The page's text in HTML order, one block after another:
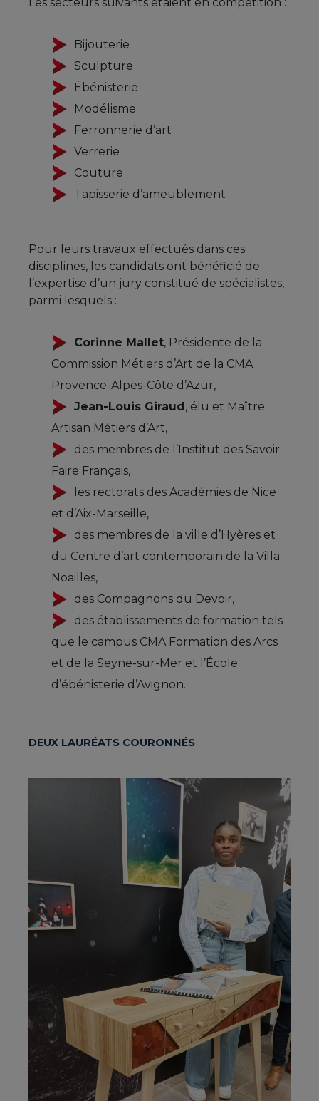
Bijouterie
Sculpture
Ébénisterie
Modélisme
Ferronnerie d’art
Verrerie
Couture
Tapisserie d’ameublement
Pour leurs travaux effectués dans ces
disciplines, les candidats ont bénéficié de
l’expertise d’un jury constitué de spécialistes,
parmi lesquels :
Corinne Mallet, Présidente de la
Commission Métiers d’Art de la CMA
Provence-Alpes-Côte d’Azur,
Jean-Louis Giraud , élu et Maître
Artisan Métiers d’Art,
des membres de l’Institut des Savoir-
Faire Français,
les rectorats des Académies de Nice
et d’Aix-Marseille,
des membres de la ville d’Hyères et
du Centre d’art contemporain de la Villa
Noailles,
des Compagnons du Devoir,
des établissements de formation tels
que le campus CMA Formation des Arcs
et de la Seyne-sur-Mer et l’École
d’ébénisterie d’Avignon.
DEUX LAURÉATS COURONNÉS